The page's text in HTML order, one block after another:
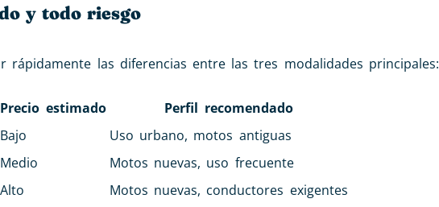
y todo riesgo
las diferencias entre las tres modalidades principales:
Precio estimado
Perfil recomendado
Bajo
Uso urbano, motos antiguas
Medio
Motos nuevas, uso frecuente
Alto Motos nuevas, conductores exigentes